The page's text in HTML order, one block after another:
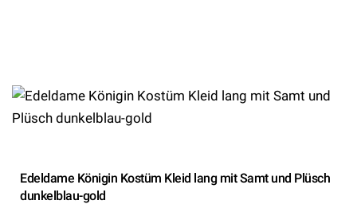
Edeldame Königin Kostüm Kleid lang mit Samt und Plüsch
dunkelblau-gold